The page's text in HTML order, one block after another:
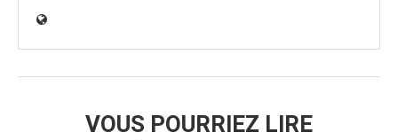
VOUS POURRIEZ LIRE